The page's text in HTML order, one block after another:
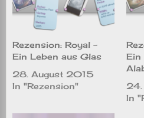
Rezension: Royal –
Ein Leben aus Glas
28. August 2015
In "Rezension"
Ein
In